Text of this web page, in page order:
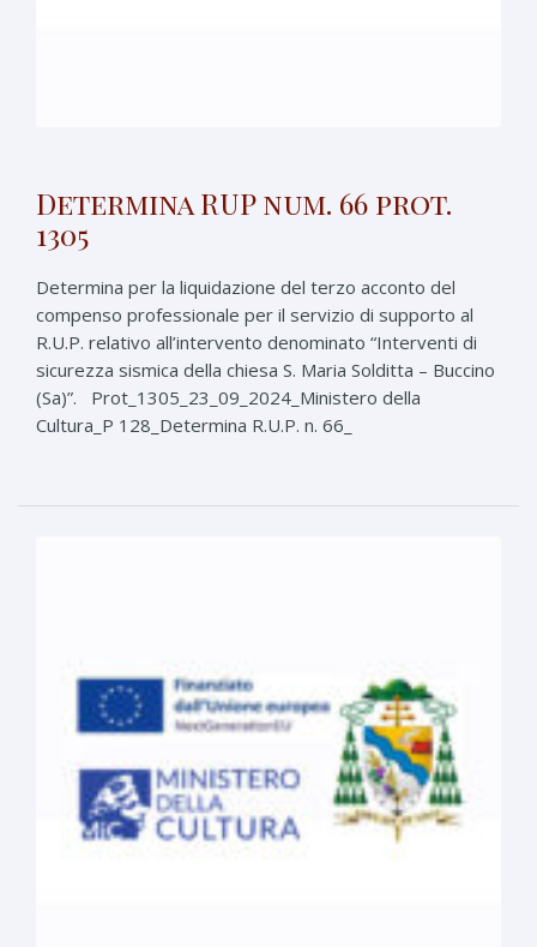
Determina RUP num. 66 prot.
1305
Determina per la liquidazione del terzo acconto del
compenso professionale per il servizio di supporto al
R.U.P. relativo all’intervento denominato “Interventi di
sicurezza sismica della chiesa S. Maria Solditta – Buccino
(Sa)”. Prot_1305_23_09_2024_Ministero della
Cultura_P 128_Determina R.U.P. n. 66_